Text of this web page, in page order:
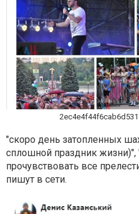
"скоро день затопленных
сплошной праздник
прочувствовать все
пишут в сети.